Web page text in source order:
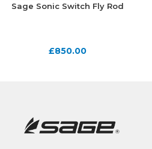
Sage Sonic Switch Fly Rod
£850.00